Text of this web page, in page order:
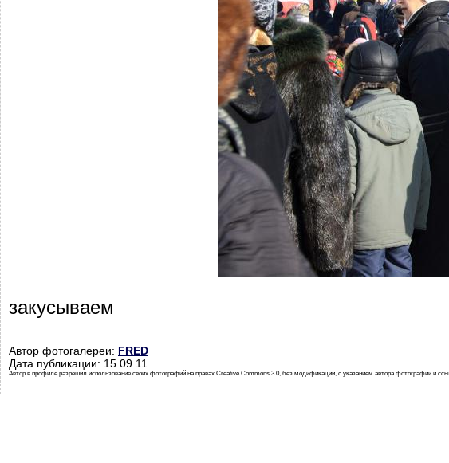
закусываем
Автор фотогалереи: FRED
Дата публикации: 15.09.11
Автор в профиле разрешил использование своих фотографий на правах Creative Commons 3.0, без модификации, с указанием автора фотографии и